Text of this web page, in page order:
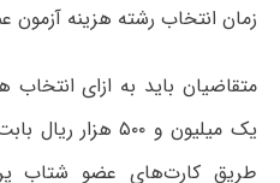
زمان انتخاب رشته هزینه آزمون
متقاضیان باید به ازای انتخاب
یک میلیون و ۵۰۰
طریق کارت‌های عضو شتاب